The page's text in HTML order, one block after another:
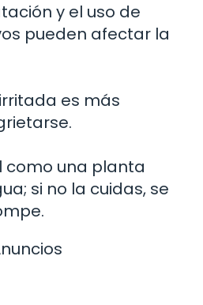
y el uso de
pueden afectar la
es más
como una planta
si no la cuidas, se